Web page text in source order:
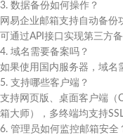
3. 数据备份如何操作？
网易企业邮箱支持自动备
可通过API接口实现第三方
4. 域名需要备案吗？
如果使用国内服务器，域名
5. 支持哪些客户端？
支持网页版、桌面客户端（
箱大师），多终端均支持SSL
6. 管理员如何监控邮箱安全